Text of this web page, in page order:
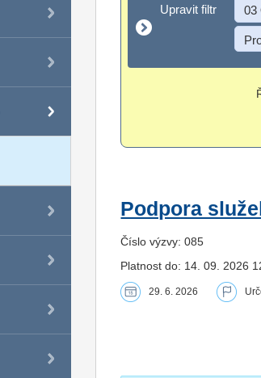
Upravit filtr
Upravit filtr 03
Podpora
Číslo výzvy: 085
Platnost do: 14. 09. 2026
29. 6. 2026